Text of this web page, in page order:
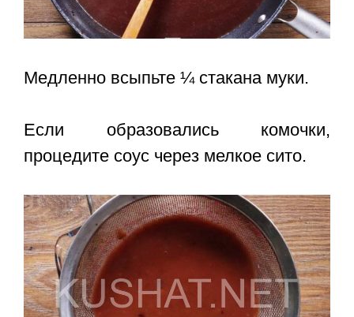
Медленно всыпьте ¼ стакана муки.
Если образовались комочки,
процедите соус через мелкое сито.